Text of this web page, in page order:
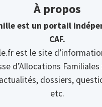
À propos
est un portail
CAF.
est le site
d’Allocations
dossiers,
etc.